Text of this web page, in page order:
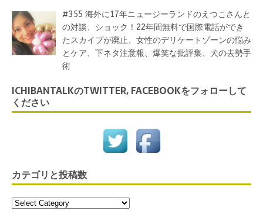
#355 海外に17年ニュージーランドのえつこさんと
の対談、ショック！22年間無料で国際電話ができ
たスカイプが廃止、女性のデリケートゾーンの悩み
とケア、下ネタ注意報、爆笑な批評集、犬の去勢手
術
ICHIBANTALKのTWITTER, FACEBOOKをフォローして
ください
カテゴリと投稿数